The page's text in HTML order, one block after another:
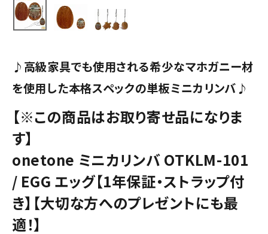
♪高級家具でも使用される希少なマホガニー材
を使用した本格スペックの単板ミニカリンバ♪
【※この商品はお取り寄せ品になりま
す】
onetone ミニカリンバ OTKLM-101
/ EGG エッグ【1年保証・ストラップ付
き】【大切な方へのプレゼントにも最
適！】